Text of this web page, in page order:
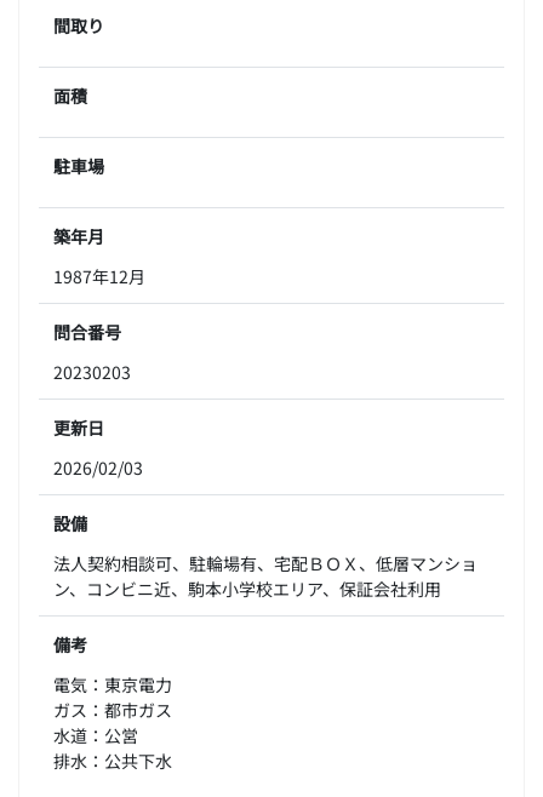
間取り
面積
駐車場
築年月
1987年12月
問合番号
20230203
更新日
2026/02/03
設備
法人契約相談可、駐輪場有、宅配ＢＯＸ、低層マンショ
ン、コンビニ近、駒本小学校エリア、保証会社利用
備考
電気：東京電力
ガス：都市ガス
水道：公営
排水：公共下水